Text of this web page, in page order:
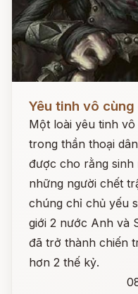
Yêu tinh vô
Một loài yêu tinh
trong thần thoại
được cho rằng
những người chết
chúng chỉ chủ yếu
giới 2 nước Anh và
đã trở thành chiến
hơn 2 thế kỷ.